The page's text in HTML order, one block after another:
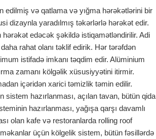
edilmiş və qatlama və yığma hərəkətlərini bir
dizaynla yaradılmış təkərlərlə hərəkət edir.
edəcək şəkildə istiqamətləndirilir. Adi
rahat olanı təklif edirik. Hər tərəfdən
istifadə imkanı təqdim edir. Alüminium
zamanı kölgəlik xüsusiyyətini itirmir.
içəridən xarici təmizlik təmin edilir.
sistem hazırlanması, açılan tavan, bütün qida
hazırlanması, yağışa qarşı davamlı
olan kafe və restoranlarda rolling roof
üçün kölgelik sistem, bütün fəsillərdə